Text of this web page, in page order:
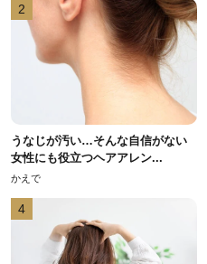
2
うなじが汚い…そんな自信がない
女性にも役立つヘアアレン...
かえで
4